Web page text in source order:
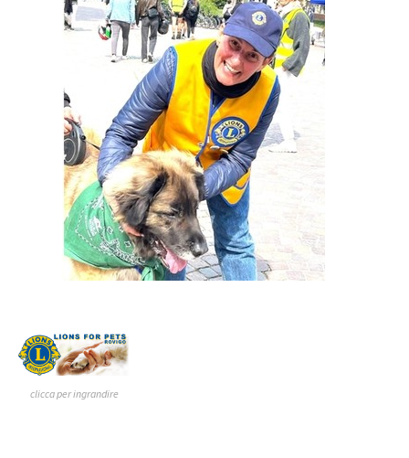
clicca per ingrandire